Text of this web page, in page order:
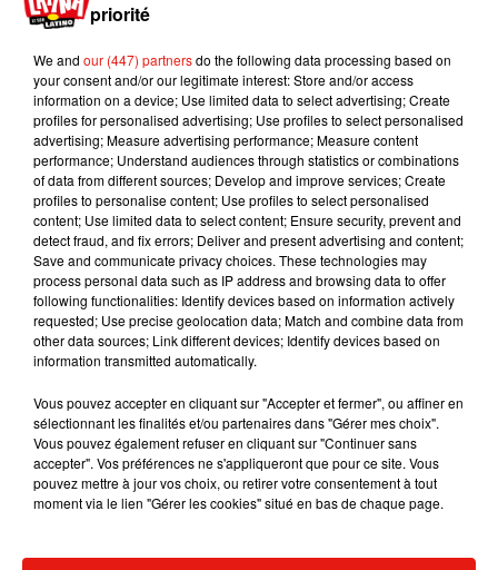
Publié : 8 octobre 2018 à 16h00 par Aurélie Amcn
après la victoire de
........pic.twitter.com/UtfK4Om31G
— FREQUENCE MMA (@FqMMA)7 octobre
2018
All hell breaks loose at#UFC229
pic.twitter.com/F4G2r00jdl
— ZombieProphet (@GIFsZP)7 octobre 2018
Mundo Latino
de Fuego est terminée
Le fourmilier géant fait son retour
priorité
We and our (447) partnersdo the following data processing based on
your consent and/or our legitimate interest: Store and/or access
information on a device; Use limited data to select advertising; Create
profiles for personalised advertising; Use profiles to select personalised
advertising; Measure advertising performance; Measure content
performance; Understand audiences through statistics or combinations
of data from different sources; Develop and improve services; Create
profiles to personalise content; Use profiles to select personalised
content; Use limited data to select content; Ensure security, prevent and
detect fraud, and fix errors; Deliver and present advertising and content;
Save and communicate privacy choices. These technologies may
process personal data such as IP address and browsing data to offer
following functionalities: Identify devices based on information actively
requested; Use precise geolocation data; Match and combine data from
other data sources; Link different devices; Identify devices based on
information transmitted automatically.
Vous pouvez accepter en cliquant sur "Accepter et fermer", ou affiner en
sélectionnant les finalités et/ou partenaires dans "Gérer mes choix".
Vous pouvez également refuser en cliquant sur "Continuer sans
accepter". Vos préférences ne s'appliqueront que pour ce site. Vous
pouvez mettre à jour vos choix, ou retirer votre consentement à tout
moment via le lien "Gérer les cookies" situé en bas de chaque page.